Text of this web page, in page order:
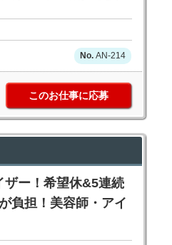
AN-214
このお仕事に応募
ー！希望休&5連続
負担！美容師・アイ